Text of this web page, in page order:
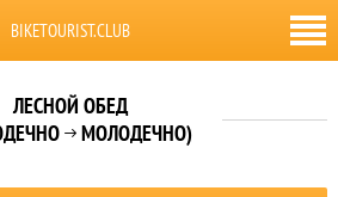
BIKETOURIST.CLUB
ЛЕСНОЙ ОБЕД
МОЛОДЕЧНО)